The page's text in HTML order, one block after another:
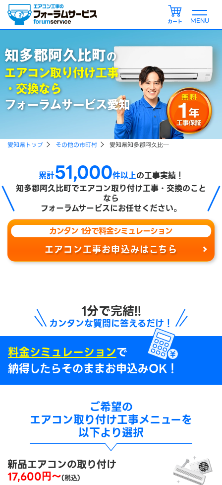
カート
知多郡阿久比町の
エアコン取り付け工事
・交換なら
フォーラムサービス愛知
愛知県トップ その他の市町村 愛知県知多郡阿久比町でエアコン取り付け、エアコン引越し工事をご検討の方
累計51,000件以上の工事実績！
知多郡阿久比町でエアコン取り付け工事・交換のこと
なら
フォーラムサービスにお任せください。
カンタン 1分で料金シミュレーション
エアコン工事お申込みはこちら
1分で完結!!
カンタンな質問に答えるだけ！
料金シミュレーションで
納得したらそのままお申込みOK！
ご希望の
エアコン取り付け工事メニューを
以下より選択
新品エアコンの取り付け
17,600円～(税込)